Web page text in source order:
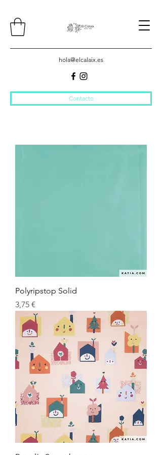
hola@elcalaix.es
Contacto
Polyripstop Solid
Preu
3,75 €